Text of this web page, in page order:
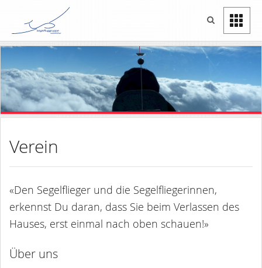
Verein
«Den Segelflieger und die Segelfliegerinnen,
erkennst Du daran, dass Sie beim Verlassen des
Hauses, erst einmal nach oben schauen!»
Über uns